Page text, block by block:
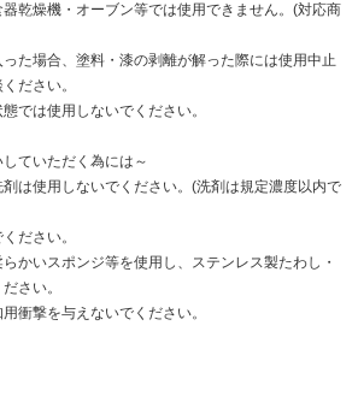
乾燥機・オーブン等では使用できません。(対応商
た場合、塗料・漆の剥離が解った際には使用中止
ださい。
では使用しないでください。
ていただく為には～
は使用しないでください。(洗剤は規定濃度以内で
ださい。
かいスポンジ等を使用し、ステンレス製たわし・
さい。
衝撃を与えないでください。